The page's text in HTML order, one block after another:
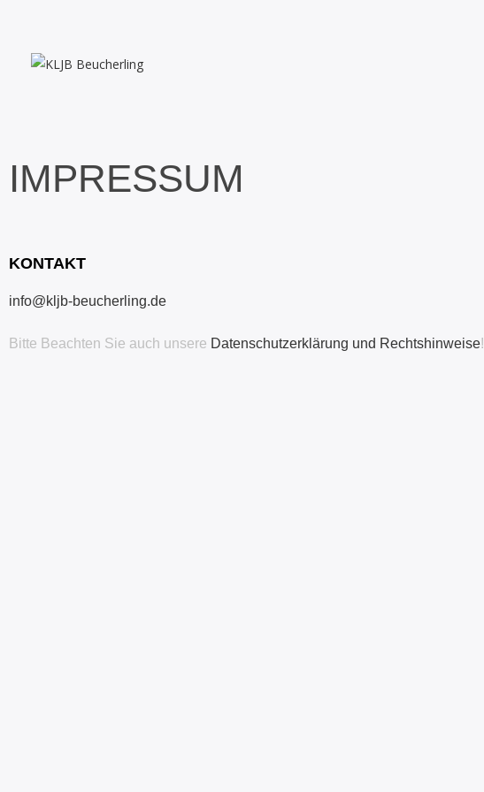
IMPRESSUM
KONTAKT
info@kljb-beucherling.de
Bitte Beachten Sie auch unsere Datenschutzerklärung und Rechtshinweise!